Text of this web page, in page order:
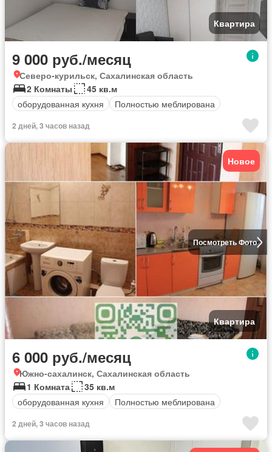
Квартира
9 000 руб./месяц
Северо-курильск, Сахалинская область
2 Комнаты
45 кв.м
оборудованная кухня
Полностью меблирована
2 дней, 3 часов назад
Посмотреть Фото
Новое
Квартира
6 000 руб./месяц
Южно-сахалинск, Сахалинская область
1 Комната
35 кв.м
оборудованная кухня
Полностью меблирована
2 дней, 3 часов назад